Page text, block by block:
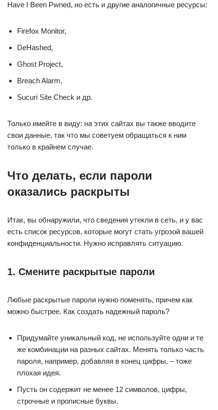
Have I Been Pwned, но есть и другие аналогичные ресурсы:
Firefox Monitor,
DeHashed,
Ghost Project,
Breach Alarm,
Sucuri Site Check и др.
Только имейте в виду: на этих сайтах вы также вводите
свои данные, так что мы советуем обращаться к ним
только в крайнем случае.
Что делать, если пароли
оказались раскрыты
Итак, вы обнаружили, что сведения утекли в сеть, и у вас
есть список ресурсов, которые могут стать угрозой вашей
конфиденциальности. Нужно исправлять ситуацию.
1. Смените раскрытые пароли
Любые раскрытые пароли нужно поменять, причем как
можно быстрее. Как создать надежный пароль?
Придумайте уникальный код, не используйте одни и те
же комбинации на разных сайтах. Менять только часть
пароля, например, добавляя в конец цифры, – тоже
плохая идея.
Пусть он содержит не менее 12 символов, цифры,
строчные и прописные буквы.